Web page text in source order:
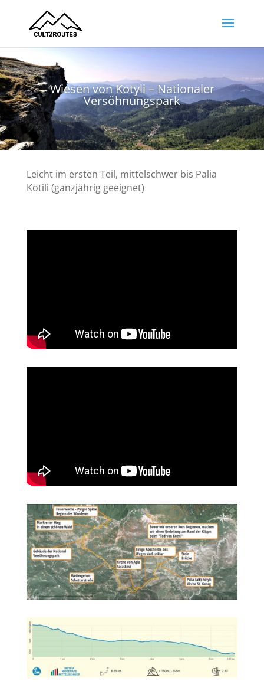
Wiesen von Kotyli – Nationaler
Versöhnungspark
Leicht im ersten Teil, mittelschwer bis Palia
Kotili (ganzjährig geeignet)